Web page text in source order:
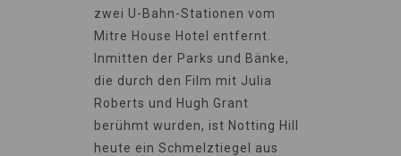
zwei U-Bahn-Stationen vom
Mitre House Hotel entfernt.
Inmitten der Parks und Bänke,
die durch den Film mit Julia
Roberts und Hugh Grant
berühmt wurden, ist Notting Hill
heute ein Schmelztiegel aus